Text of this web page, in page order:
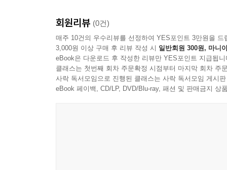
디지털 성범죄 대처 방법
“n번방에서 감방으로” 몇 명이나, 얼마나 갔어?
‘n번방’이라는 끔찍한 성범죄가 세상에 알려진 뒤
처벌 촉구”를 외쳤다. 그러나 실제로는 얼마나 잡
유포한 주요 범죄자들의 죄질조차 제대로 알려
회원리뷰 (0건)
매주 10건의 우수리뷰를 선정하여 YES포인트 3만원을 드
3,000원 이상 구매 후 리뷰 작성 시 일반회원 300원, 마니
eBook은 다운로드 후 작성한 리뷰만 YES포인트 지급됩니
클래스는 첫번째 회차 주문확정 시점부터 마지막 회차 주
사락 독서모임으로 진행된 클래스는 사락 독서모임 게시
eBook 페이백, CD/LP, DVD/Blu-ray, 패션 및 판매금지 상